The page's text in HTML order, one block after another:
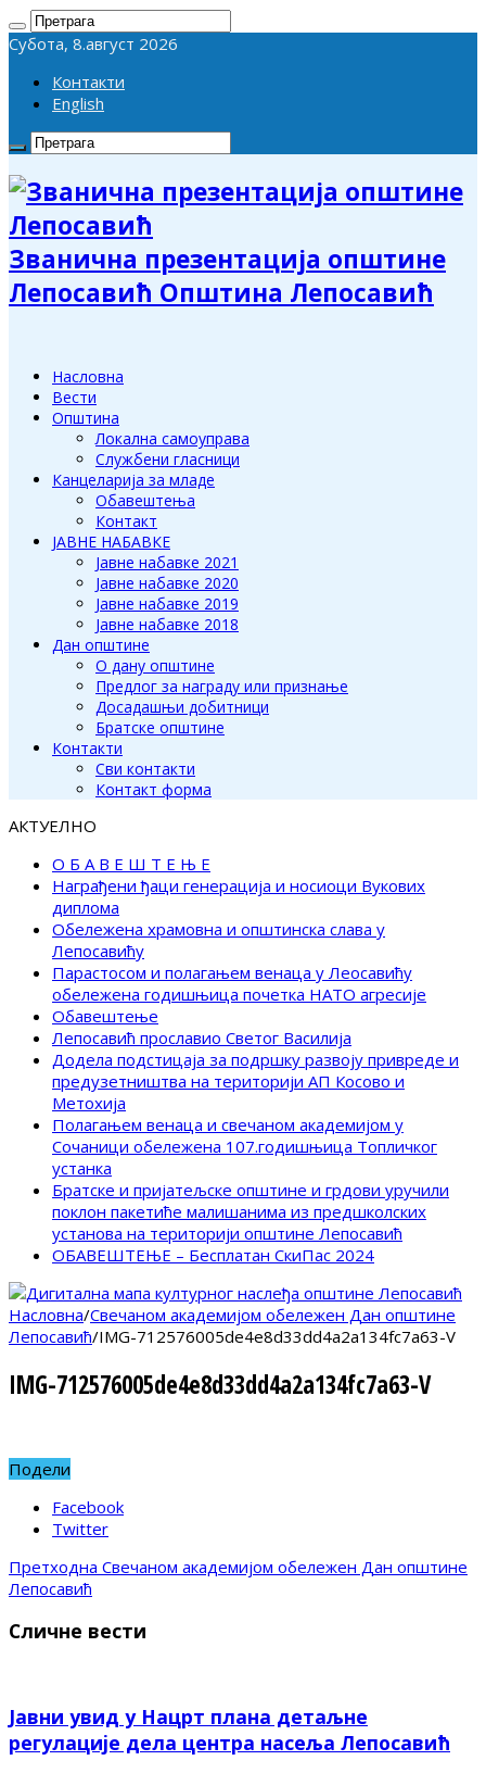
Субота, 8.август 2026
Контакти
English
Званична презентација општине
Лепосавић Општина Лепосавић
Насловна
Вести
Општина
Локална самоуправа
Службени гласници
Канцеларија за младе
Обавештења
Контакт
ЈАВНЕ НАБАВКЕ
Јавне набавке 2021
Јавне набавке 2020
Јавне набавке 2019
Јавне набавке 2018
Дан општине
О дану општине
Предлог за награду или признање
Досадашњи добитници
Братске општине
Контакти
Сви контакти
Контакт форма
АКТУЕЛНО
О Б А В Е Ш Т Е Њ Е
Награђени ђаци генерација и носиоци Вукових
диплома
Обележена храмовна и општинска слава у
Лепосавићу
Парастосом и полагањем венаца у Леосавићу
обележена годишњица почетка НАТО агресије
Обавештење
Лепосавић прославио Светог Василија
Додела подстицаја за подршку развоју привреде и
предузетништва на територији АП Косово и
Метохија
Полагањем венаца и свечаном академијом у
Сочаници обележена 107.годишњица Топличког
устанка
Братске и пријатељске општине и грдови уручили
поклон пакетиће малишанима из предшколских
установа на територији општине Лепосавић
ОБАВЕШТЕЊЕ – Бесплатан СкиПас 2024
Насловна/Свечаном академијом обележен Дан општине
Лепосавић/IMG-712576005de4e8d33dd4a2a134fc7a63-V
IMG-712576005de4e8d33dd4a2a134fc7a63-V
Подели
Facebook
Twitter
Претходна Свечаном академијом обележен Дан општине
Лепосавић
Сличне вести
Јавни увид у Нацрт плана детаљне
регулације дела центра насеља Лепосавић